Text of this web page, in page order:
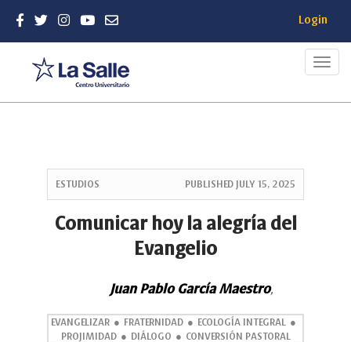
Sidebar
Login
ESTUDIOS PUBLISHED JULY 15, 2025
Comunicar hoy la alegría del
Evangelio
Juan Pablo García Maestro,
EVANGELIZAR FRATERNIDAD
ECOLOGÍA INTEGRAL
PROJIMIDAD
DIÁLOGO CONVERSIÓN PASTORAL